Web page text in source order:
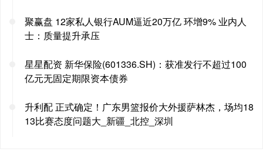
聚赢盘 12家私人银行AUM逼近20万亿 环增9% 业内人
士：质量提升承压
星星配资 新华保险(601336.SH)：获准发行不超过100
亿元无固定期限资本债券
升利配 正式确定！广东男篮报价大外援萨林杰，场均18
13比赛态度问题大_新疆_北控_深圳